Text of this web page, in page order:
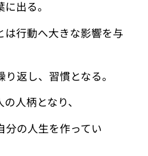
出る。
は行動へ大きな影響を与
返し、習慣となる。
人柄となり、
分の人生を作ってい